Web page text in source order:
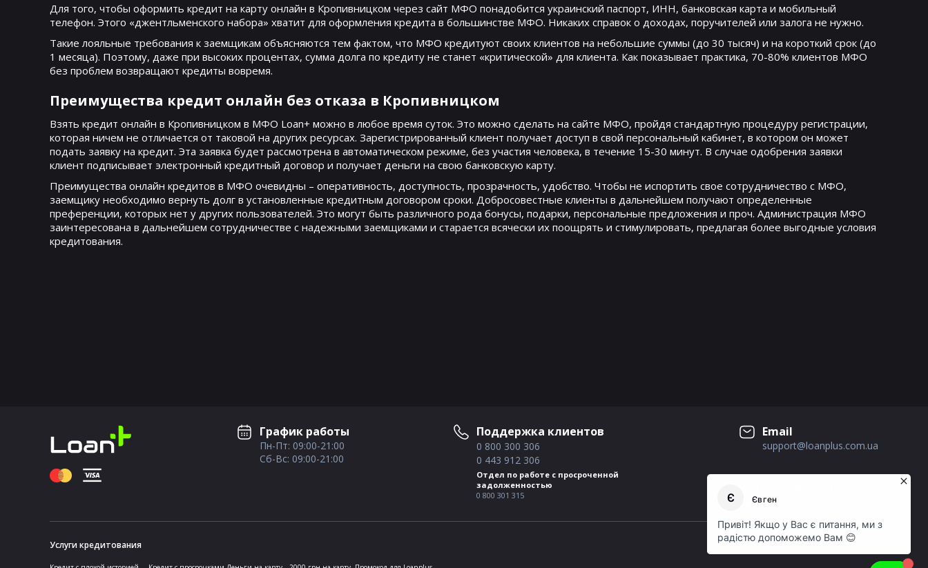
Для того, чтобы оформить кредит на карту онлайн в Кропивницком через сайт МФО понадобится украинский паспорт, ИНН, банковская карта и мобильный
телефон. Этого «джентльменского набора» хватит для оформления кредита в большинстве МФО. Никаких справок о доходах, поручителей или залога не нужно.
Такие лояльные требования к заемщикам объясняются тем фактом, что МФО кредитуют своих клиентов на небольшие суммы (до 30 тысяч) и на короткий срок (до
1 месяца). Поэтому, даже при высоких процентах, сумма долга по кредиту не станет «критической» для клиента. Как показывает практика, 70-80% клиентов МФО
без проблем возвращают кредиты вовремя.
Преимущества кредит онлайн без отказа в Кропивницком
Взять кредит онлайн в Кропивницком в МФО Loan+ можно в любое время суток. Это можно сделать на сайте МФО, пройдя стандартную процедуру регистрации,
которая ничем не отличается от таковой на других ресурсах. Зарегистрированный клиент получает доступ в свой персональный кабинет, в котором он может
подать заявку на кредит. Эта заявка будет рассмотрена в автоматическом режиме, без участия человека, в течение 15-30 минут. В случае одобрения заявки
клиент подписывает электронный кредитный договор и получает деньги на свою банковскую карту.
Преимущества онлайн кредитов в МФО очевидны – оперативность, доступность, прозрачность, удобство. Чтобы не испортить свое сотрудничество с МФО,
заемщику необходимо вернуть долг в установленные кредитным договором сроки. Добросовестные клиенты в дальнейшем получают определенные
преференции, которых нет у других пользователей. Это могут быть различного рода бонусы, подарки, персональные предложения и проч. Администрация МФО
заинтересована в дальнейшем сотрудничестве с надежными заемщиками и старается всячески их поощрять и стимулировать, предлагая более выгодные условия
кредитования.
Поддержка клиентов
0 800 300 306
0 443 912 306
Отдел по работе с просроченной
задолженностью
0 800 301 315
График работы
Пн-Пт: 09:00-21:00
Сб-Вс: 09:00-21:00
Email
support@loanplus.com.ua
Услуги кредитования